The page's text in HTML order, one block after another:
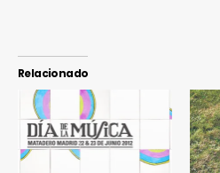
Relacionado